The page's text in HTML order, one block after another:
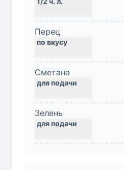
Перец
Сметана
Зелень